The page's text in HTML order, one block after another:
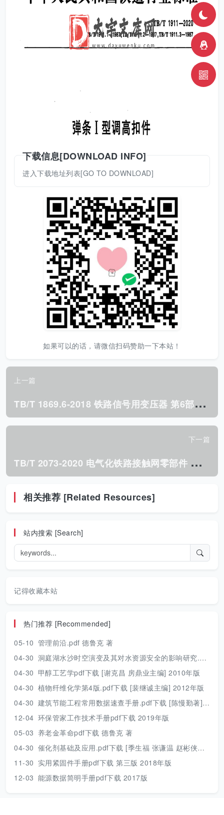
下载信息[DOWNLOAD INFO]
进入下载地址列表[GO TO DOWNLOAD]
如果可以的话，请微信扫码赞助一下本站！
上一篇
T
B/T 1869.6-2018 铁路信号用变压器 第6部分:道岔表示变压器.pdf
下一篇
T
B/T 2073-2020 电气化铁路接触网零部件 技术条件.pdf
相关推荐 [Related Resources]
站内搜索 [Search]
记得收藏本站
热门推荐 [Recommended]
05-10 管理前沿.pdf 德鲁克 著
04-30 洞庭湖水沙时空演变及其对水资源安全的影响研究.pdf 胡光伟 著 2017年版
04-30 甲醇工艺学pdf下载 [谢克昌 房鼎业主编] 2010年版
04-30 植物纤维化学第4版.pdf下载 [裴继诚主编] 2012年版
04-30 建筑节能工程常用数据速查手册.pdf下载 [陈慢勤著] 2010年版
12-04 环保管家工作技术手册pdf下载 2019年版
05-03 养老金革命pdf下载 德鲁克 著
04-30 催化剂基础及应用.pdf下载 [季生福 张谦温 赵彬侠编] 2011年版
11-30 实用紧固件手册pdf下载 第三版 2018年版
12-03 能源数据简明手册pdf下载 2017版